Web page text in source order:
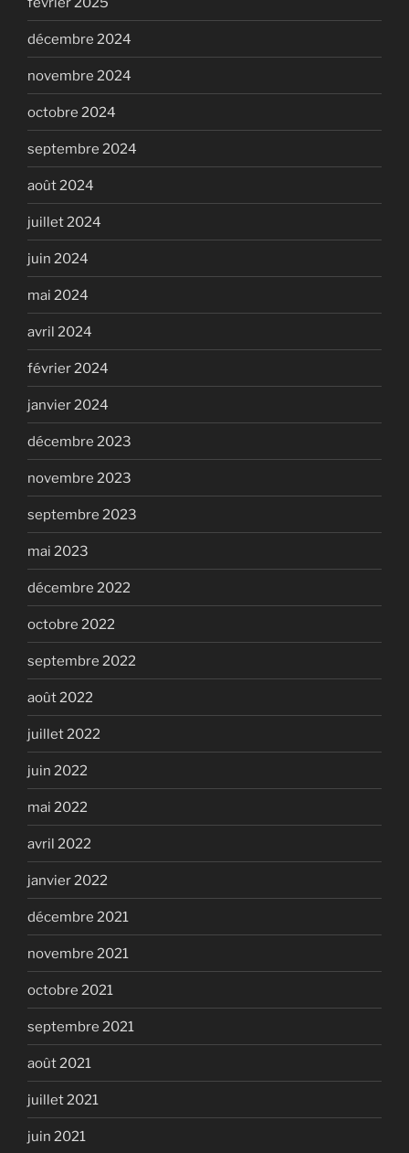
décembre 2024
novembre 2024
octobre 2024
septembre 2024
août 2024
juillet 2024
juin 2024
mai 2024
avril 2024
février 2024
janvier 2024
décembre 2023
novembre 2023
septembre 2023
mai 2023
décembre 2022
octobre 2022
septembre 2022
août 2022
juillet 2022
juin 2022
mai 2022
avril 2022
janvier 2022
décembre 2021
novembre 2021
octobre 2021
septembre 2021
août 2021
juillet 2021
juin 2021